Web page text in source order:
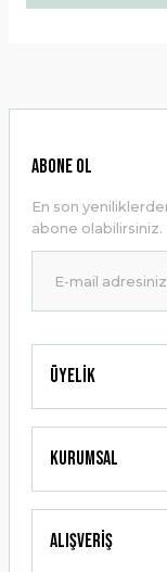
Ürün resmi
Ürün bilgilerinde
Ürün fiyatı diğer
Bu ürüne benzer
Üyelik
Kurumsal
Alışveriş
ABONE OL
En son
abone olabilirsiniz.